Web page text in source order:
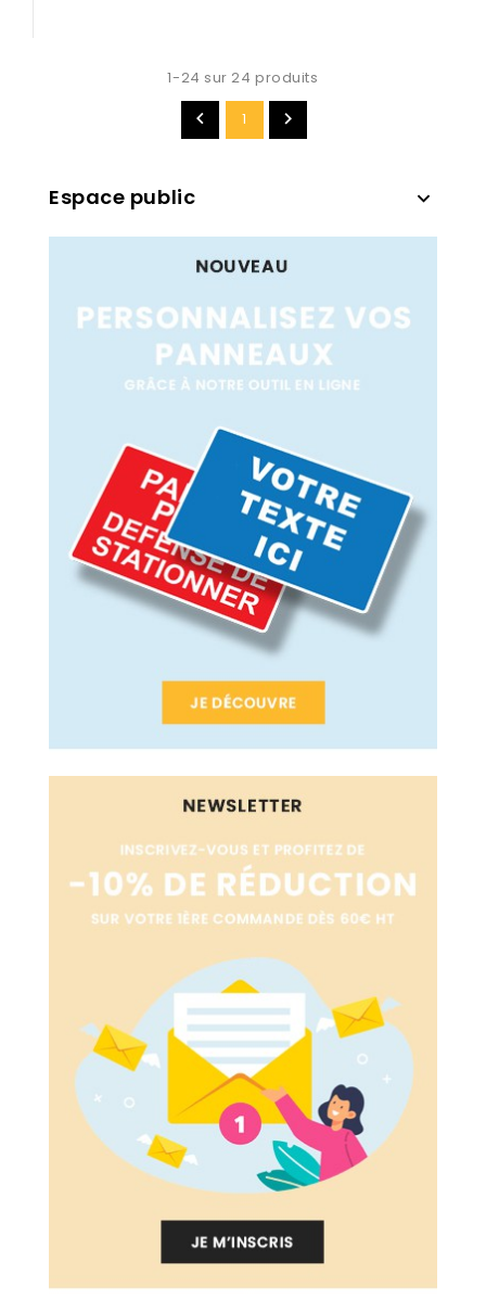
1-24 sur 24 produits
 1 
Espace public 